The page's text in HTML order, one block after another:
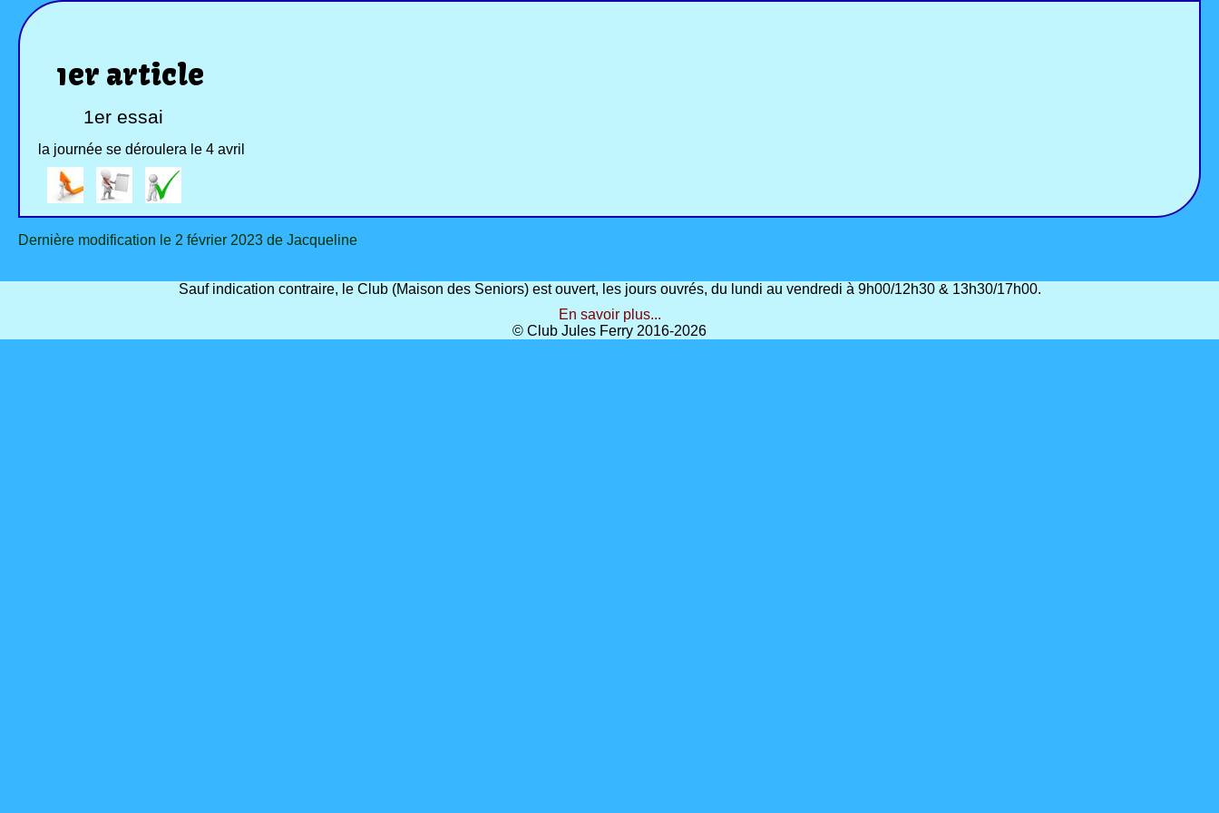
1er article
1er essai
la journée se déroulera le 4 avril
Dernière modification le 2 février 2023 de Jacqueline
Sauf indication contraire, le Club (Maison des Seniors) est ouvert, les jours ouvrés, du lundi au vendredi à 9h00/12h30 & 13h30/17h00.
En savoir plus...
© Club Jules Ferry 2016-2026